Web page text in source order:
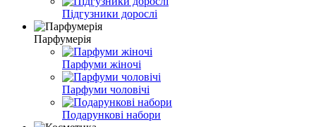
Підгузники дорослі
Парфумерія
Парфуми жіночі
Парфуми чоловічі
Подарункові набори